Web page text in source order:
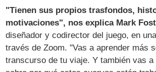
"Tienen sus propios trasfondos,
motivaciones", nos explica Mark
diseñador y codirector del juego, en
través de Zoom. "Vas a aprender más
transcurso de tu viaje. Y también vas a